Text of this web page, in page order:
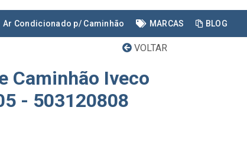
Ar Condicionado p/ Caminhão MARCAS BLOG
VOLTAR
Caminhão Iveco
- 503120808